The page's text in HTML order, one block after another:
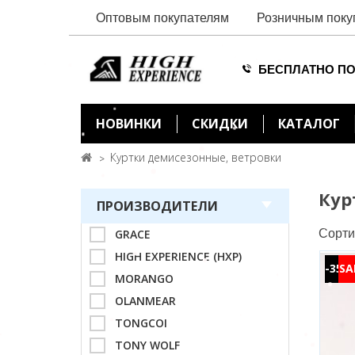
Оптовым покупателям Розничным
БЕСПЛАТНО
НОВИНКИ СКИДКИ КАТАЛОГ
Куртки демисезонные, ветровки
ПРОИЗВОДИТЕЛИ
GRACE
HIGH EXPERIENCE (HXP)
MORANGO
OLANMEAR
TONGCOI
TONY WOLF
-35%